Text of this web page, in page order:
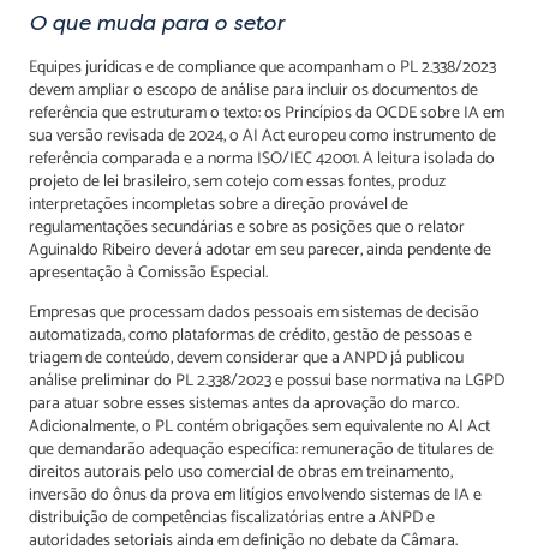
O que muda para o setor
Equipes jurídicas e de compliance que acompanham o PL 2.338/2023
devem ampliar o escopo de análise para incluir os documentos de
referência que estruturam o texto: os Princípios da OCDE sobre IA em
sua versão revisada de 2024, o AI Act europeu como instrumento de
referência comparada e a norma ISO/IEC 42001. A leitura isolada do
projeto de lei brasileiro, sem cotejo com essas fontes, produz
interpretações incompletas sobre a direção provável de
regulamentações secundárias e sobre as posições que o relator
Aguinaldo Ribeiro deverá adotar em seu parecer, ainda pendente de
apresentação à Comissão Especial.
Empresas que processam dados pessoais em sistemas de decisão
automatizada, como plataformas de crédito, gestão de pessoas e
triagem de conteúdo, devem considerar que a ANPD já publicou
análise preliminar do PL 2.338/2023 e possui base normativa na LGPD
para atuar sobre esses sistemas antes da aprovação do marco.
Adicionalmente, o PL contém obrigações sem equivalente no AI Act
que demandarão adequação específica: remuneração de titulares de
direitos autorais pelo uso comercial de obras em treinamento,
inversão do ônus da prova em litígios envolvendo sistemas de IA e
distribuição de competências fiscalizatórias entre a ANPD e
autoridades setoriais ainda em definição no debate da Câmara.